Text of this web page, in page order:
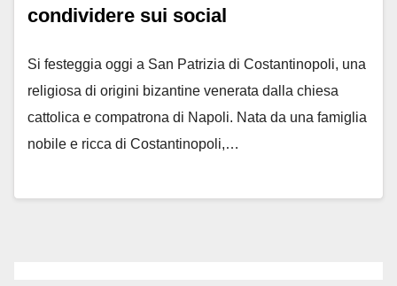
condividere sui social
Si festeggia oggi a San Patrizia di Costantinopoli, una
religiosa di origini bizantine venerata dalla chiesa
cattolica e compatrona di Napoli. Nata da una famiglia
nobile e ricca di Costantinopoli,…